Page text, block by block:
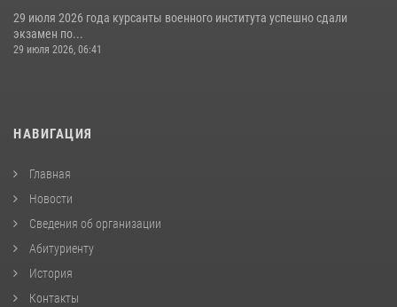
29 июля 2026 года курсанты военного института успешно сдали
экзамен по...
29 июля 2026, 06:41
НАВИГАЦИЯ
Главная
Новости
Сведения об организации
Абитуриенту
История
Контакты